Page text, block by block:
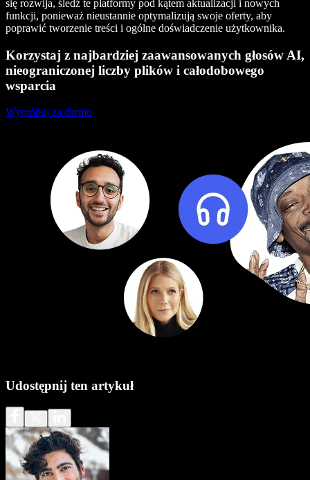
się rozwija, śledź te platformy pod kątem aktualizacji i nowych
funkcji, ponieważ nieustannie optymalizują swoje oferty, aby
poprawić tworzenie treści i ogólne doświadczenie użytkownika.
Korzystaj z najbardziej zaawansowanych głosów AI,
nieograniczonej liczby plików i całodobowego
wsparcia
Wypróbuj za darmo
Udostępnij ten artykuł